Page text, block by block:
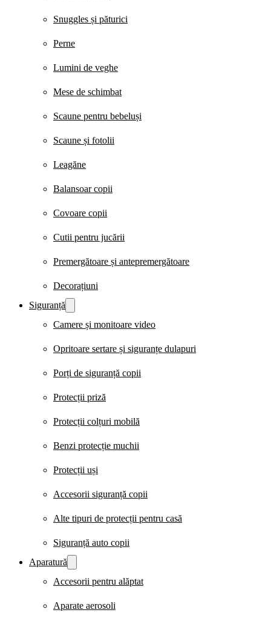
Snuggles și păturici
Perne
Lumini de veghe
Mese de schimbat
Scaune pentru bebeluși
Scaune și fotolii
Leagăne
Balansoar copii
Covoare copii
Cutii pentru jucării
Premergătoare și antepremergătoare
Decorațiuni
Siguranță
Camere și monitoare video
Opritoare sertare și siguranțe dulapuri
Porți de siguranță copii
Protecții priză
Protecții colțuri mobilă
Benzi protecție muchii
Protecții uși
Accesorii siguranță copii
Alte tipuri de protecții pentru casă
Siguranță auto copii
Aparatură
Accesorii pentru alăptat
Aparate aerosoli